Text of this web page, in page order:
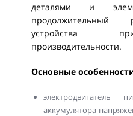
деталями и
продолжительный
устройства
производительности.
Основные
электродвигатель
аккумулятора